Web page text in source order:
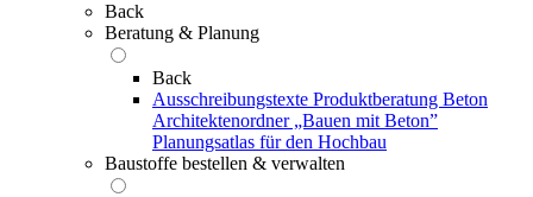
Back
Beratung & Planung
Back
Ausschreibungstexte Produktberatung Beton
Architektenordner „Bauen mit Beton”
Planungsatlas für den Hochbau
Baustoffe bestellen & verwalten